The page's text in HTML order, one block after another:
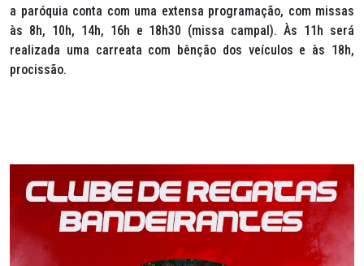
a paróquia conta com uma extensa programação, com missas
às 8h, 10h, 14h, 16h e 18h30 (missa campal). Às 11h será
realizada uma carreata com bênção dos veículos e às 18h,
procissão.